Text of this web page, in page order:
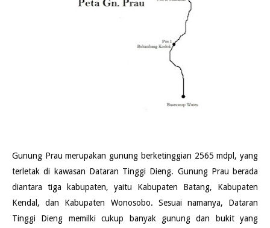
Gunung Prau merupakan gunung berketinggian 2565 mdpl, yang
terletak di kawasan Dataran Tinggi Dieng. Gunung Prau berada
diantara tiga kabupaten, yaitu Kabupaten Batang, Kabupaten
Kendal, dan Kabupaten Wonosobo. Sesuai namanya, Dataran
Tinggi Dieng memilki cukup banyak gunung dan bukit yang